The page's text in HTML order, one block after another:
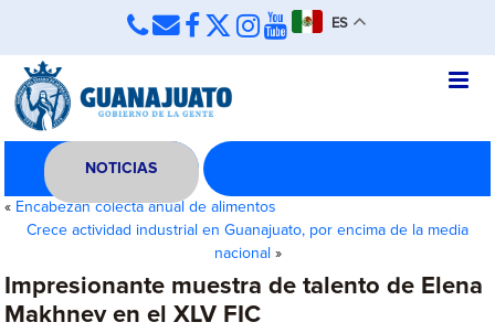
ES
NOTICIAS
« Encabezan colecta anual de alimentos
Crece actividad industrial en Guanajuato, por encima de la media
nacional »
Impresionante muestra de talento de Elena
Makhnev en el XLV FIC